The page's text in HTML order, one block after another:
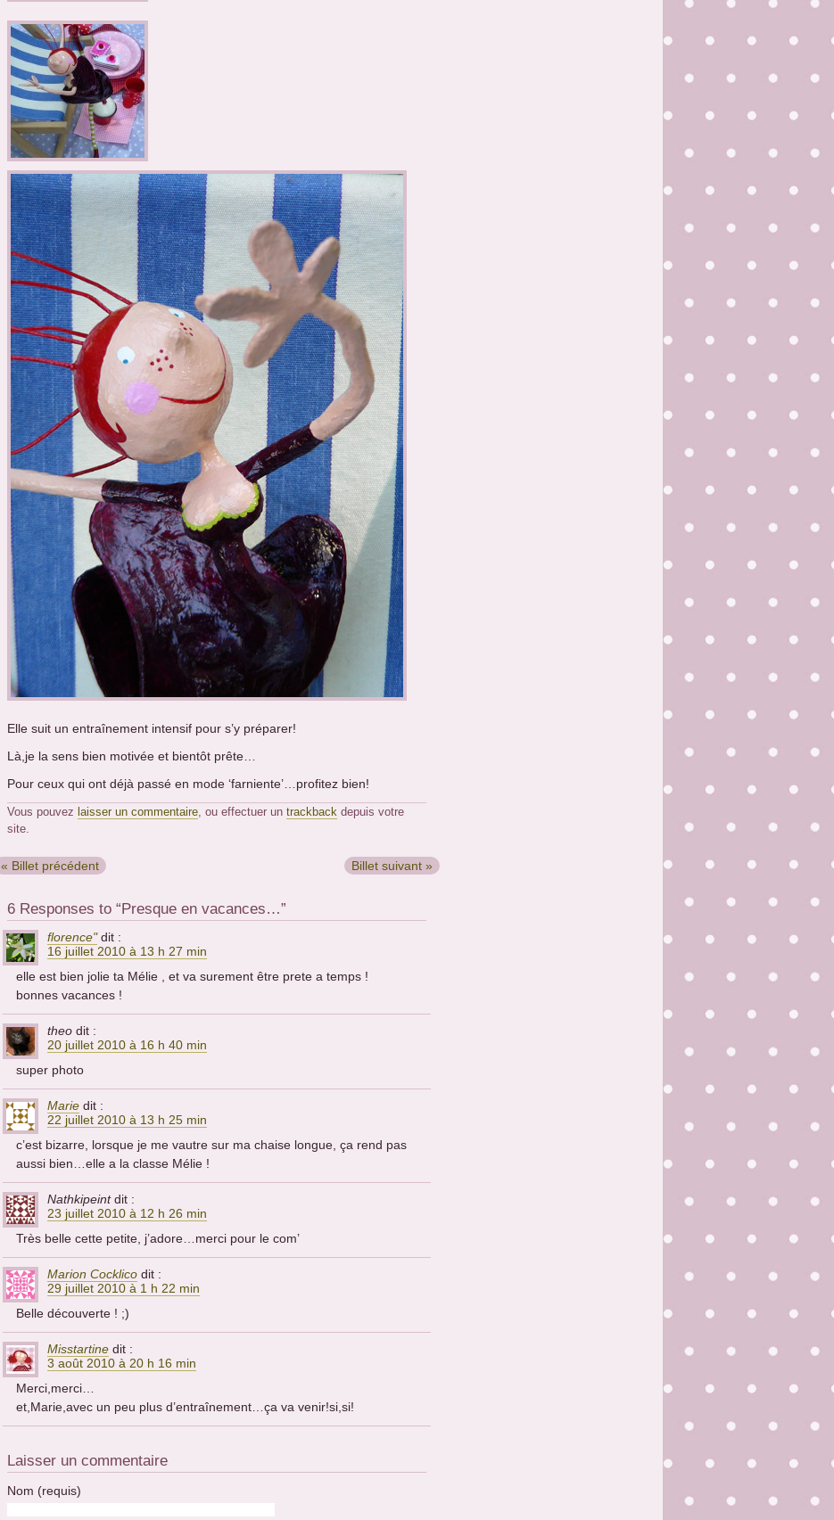
Elle suit un entraînement intensif pour s’y préparer!
Là,je la sens bien motivée et bientôt prête…
Pour ceux qui ont déjà passé en mode ‘farniente’…profitez bien!
Vous pouvez laisser un commentaire, ou effectuer un trackback depuis votre
site.
« Billet précédent Billet suivant »
6 Responses to “Presque en vacances…”
florence" dit :
16 juillet 2010 à 13 h 27 min
elle est bien jolie ta Mélie , et va surement être prete a temps !
bonnes vacances !
theo dit :
20 juillet 2010 à 16 h 40 min
super photo
Marie dit :
22 juillet 2010 à 13 h 25 min
c’est bizarre, lorsque je me vautre sur ma chaise longue, ça rend pas
aussi bien…elle a la classe Mélie !
Nathkipeint dit :
23 juillet 2010 à 12 h 26 min
Très belle cette petite, j’adore…merci pour le com’
Marion Cocklico dit :
29 juillet 2010 à 1 h 22 min
Belle découverte ! ;)
Misstartine dit :
3 août 2010 à 20 h 16 min
Merci,merci…
et,Marie,avec un peu plus d’entraînement…ça va venir!si,si!
Laisser un commentaire
Nom (requis)